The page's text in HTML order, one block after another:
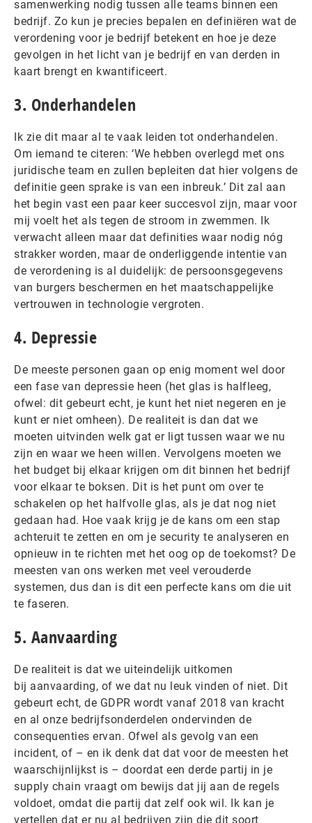
samenwerking nodig tussen alle teams binnen een
bedrijf. Zo kun je precies bepalen en definiëren wat de
verordening voor je bedrijf betekent en hoe je deze
gevolgen in het licht van je bedrijf en van derden in
kaart brengt en kwantificeert.
3. Onderhandelen
Ik zie dit maar al te vaak leiden tot onderhandelen.
Om iemand te citeren: ‘We hebben overlegd met ons
juridische team en zullen bepleiten dat hier volgens de
definitie geen sprake is van een inbreuk.’ Dit zal aan
het begin vast een paar keer succesvol zijn, maar voor
mij voelt het als tegen de stroom in zwemmen. Ik
verwacht alleen maar dat definities waar nodig nóg
strakker worden, maar de onderliggende intentie van
de verordening is al duidelijk: de persoonsgegevens
van burgers beschermen en het maatschappelijke
vertrouwen in technologie vergroten.
4. Depressie
De meeste personen gaan op enig moment wel door
een fase van depressie heen (het glas is halfleeg,
ofwel: dit gebeurt echt, je kunt het niet negeren en je
kunt er niet omheen). De realiteit is dan dat we
moeten uitvinden welk gat er ligt tussen waar we nu
zijn en waar we heen willen. Vervolgens moeten we
het budget bij elkaar krijgen om dit binnen het bedrijf
voor elkaar te boksen. Dit is het punt om over te
schakelen op het halfvolle glas, als je dat nog niet
gedaan had. Hoe vaak krijg je de kans om een stap
achteruit te zetten en om je security te analyseren en
opnieuw in te richten met het oog op de toekomst? De
meesten van ons werken met veel verouderde
systemen, dus dan is dit een perfecte kans om die uit
te faseren.
5. Aanvaarding
De realiteit is dat we uiteindelijk uitkomen
bij aanvaarding, of we dat nu leuk vinden of niet. Dit
gebeurt echt, de GDPR wordt vanaf 2018 van kracht
en al onze bedrijfsonderdelen ondervinden de
consequenties ervan. Ofwel als gevolg van een
incident, of – en ik denk dat dat voor de meesten het
waarschijnlijkst is – doordat een derde partij in je
supply chain vraagt om bewijs dat jij aan de regels
voldoet, omdat die partij dat zelf ook wil. Ik kan je
vertellen dat er nu al bedrijven zijn die dit soort